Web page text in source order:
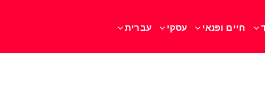
חיים ופנאי עסקי עברית